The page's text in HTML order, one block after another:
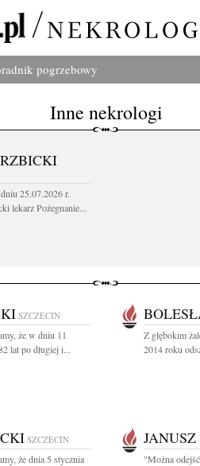
pogrzebowy
Inne nekrologi
25.07.2026 r.
lekarz Pożegnanie...
SZCZECIN
że w dniu 11
lat po długiej i...
Z głębokim
2014 roku
SZCZECIN
że dnia 5 stycznia
"Można